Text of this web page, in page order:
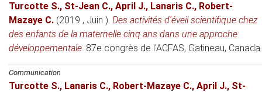
Turcotte S., St-Jean C., April J., Lanaris C., Robert-
Mazaye C. (2019 , Juin ). Des activités d’éveil scientifique chez
des enfants de la maternelle cinq ans dans une approche
développementale. 87e congrès de l'ACFAS, Gatineau, Canada.
Communication
Turcotte S., Lanaris C., Robert-Mazaye C., April J., St-